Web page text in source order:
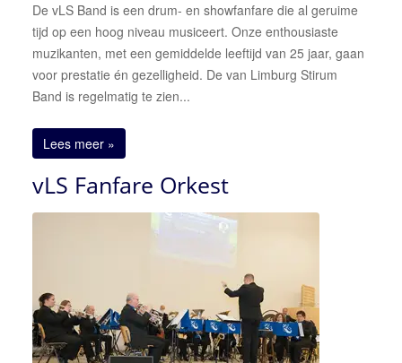
De vLS Band is een drum- en showfanfare die al geruime
tijd op een hoog niveau musiceert. Onze enthousiaste
muzikanten, met een gemiddelde leeftijd van 25 jaar, gaan
voor prestatie én gezelligheid. De van Limburg Stirum
Band is regelmatig te zien...
Lees meer »
vLS Fanfare Orkest